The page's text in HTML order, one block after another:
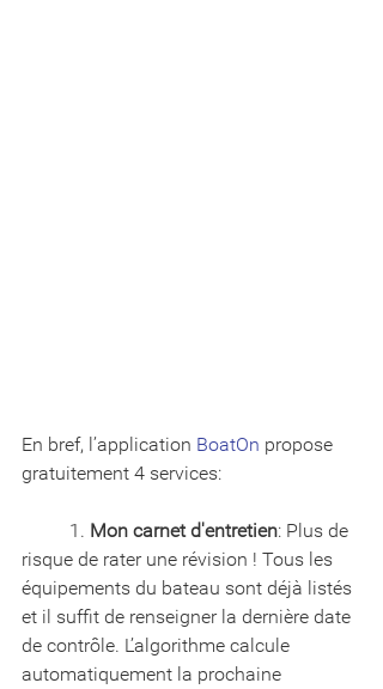
En bref, l’application BoatOn propose
gratuitement 4 services:
	1.
Mon carnet d'entretien: Plus de
risque de rater une révision ! Tous les
équipements du bateau sont déjà listés
et il suffit de renseigner la dernière date
de contrôle. L’algorithme calcule
automatiquement la prochaine